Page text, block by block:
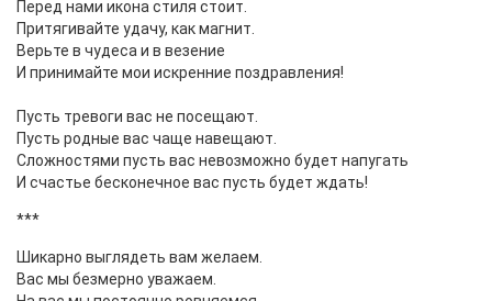
Перед нами икона стиля стоит.
Притягивайте удачу, как магнит.
Верьте в чудеса и в везение
И принимайте мои искренние поздравления!
Пусть тревоги вас не посещают.
Пусть родные вас чаще навещают.
Сложностями пусть вас невозможно будет напугать
И счастье бесконечное вас пусть будет ждать!
***
Шикарно выглядеть вам желаем.
Вас мы безмерно уважаем.